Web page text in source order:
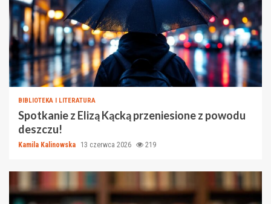
BIBLIOTEKA I LITERATURA
Spotkanie z Elizą Kącką przeniesione z powodu
deszczu!
Kamila Kalinowska 13 czerwca 2026 219